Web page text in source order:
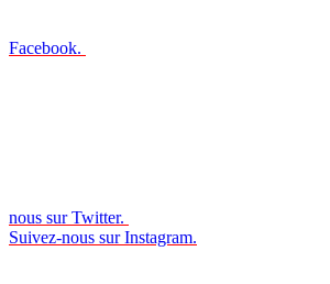
Facebook.
nous sur Twitter.
Suivez-nous sur Instagram.